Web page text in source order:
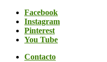
Skip
content
Social Facebook
Instagram
Pinterest
You Tube
Contacto